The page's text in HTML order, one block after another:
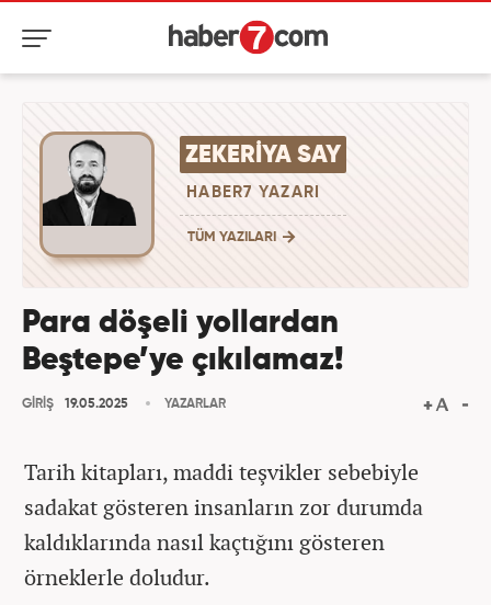
ZEKERIYA SAY
HABER7 YAZARI
TÜM YAZILARI
Para döşeli yollardan
Beştepe’ye çıkılamaz!
GİRİŞ 19.05.2025 YAZARLAR
Tarih kitapları, maddi teşvikler sebebiyle
sadakat gösteren insanların zor durumda
kaldıklarında nasıl kaçtığını gösteren
örneklerle doludur.